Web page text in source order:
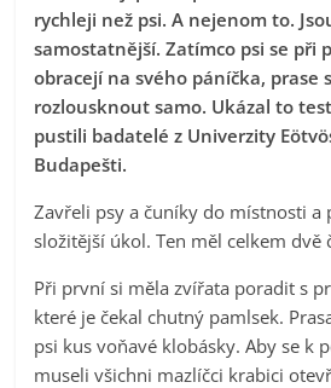
rychleji než psi. A nejenom to.
samostatnější. Zatímco psi se při
obracejí na svého páníčka, prase
rozlousknout samo. Ukázal to
pustili badatelé z Univerzity
Budapešti.
Zavřeli psy a čuníky do místnosti a
složitější úkol. Ten měl celkem dvě
Při první si měla zvířata poradit s
které je čekal chutný pamlsek.
psi kus voňavé klobásky. Aby se k
museli všichni mazlíčci krabici